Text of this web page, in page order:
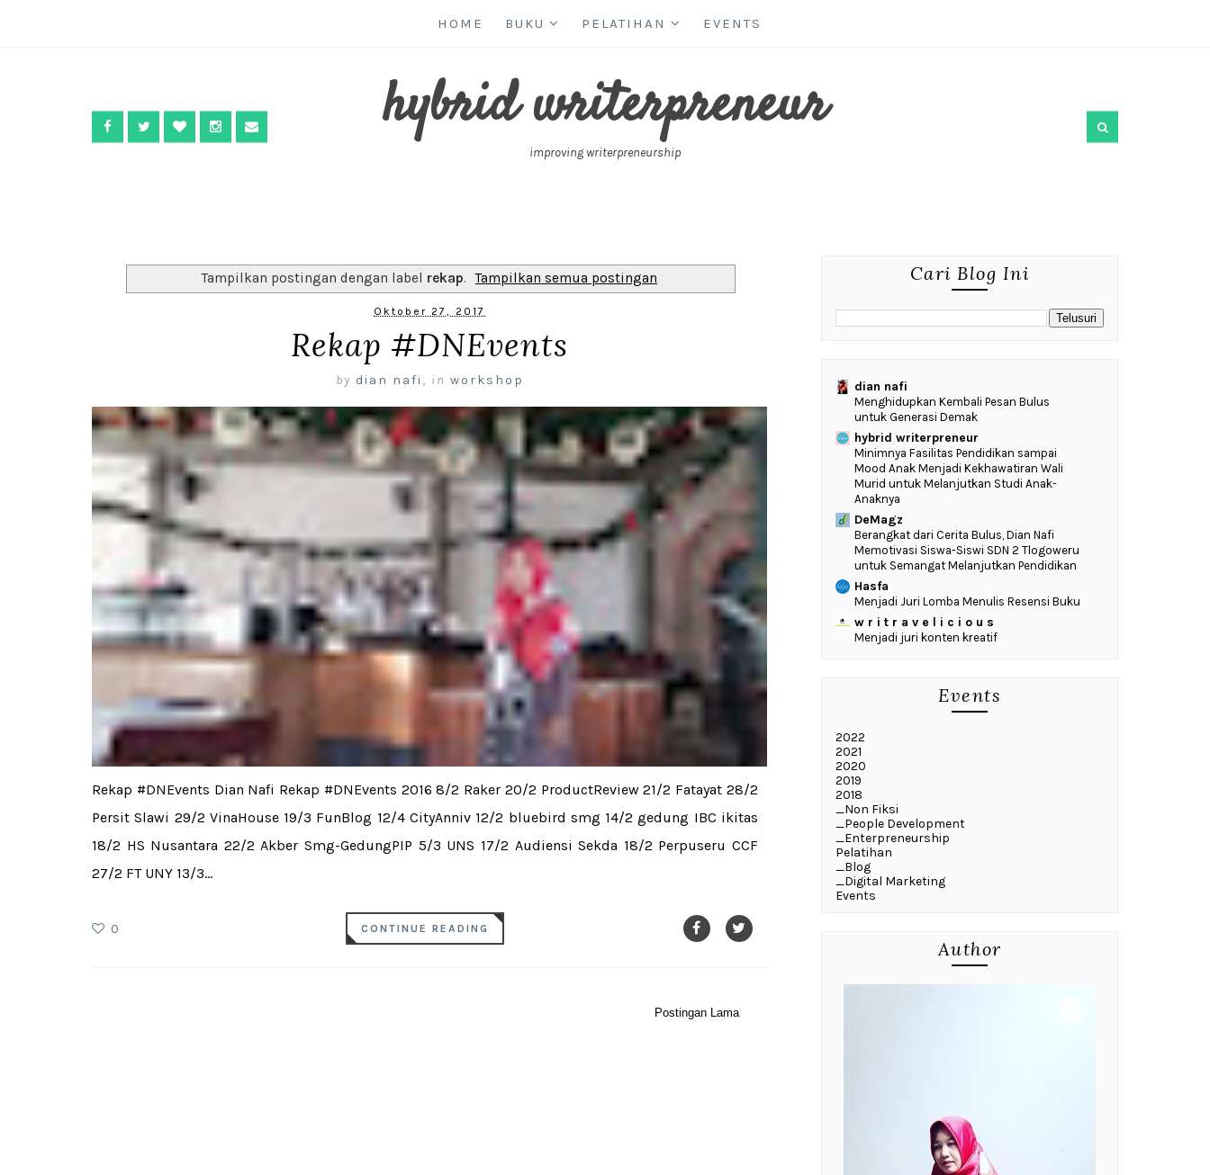
HOME BUKU PELATIHAN EVENTS
hybrid writerpreneur
improving writerpreneurship
Tampilkan postingan dengan label rekap. Tampilkan semua postingan
Oktober 27, 2017
Rekap #DNEvents
by dian nafi , in workshop
Rekap #DNEvents Dian Nafi Rekap #DNEvents 2016 8/2 Raker 20/2 ProductReview 21/2 Fatayat 28/2
Persit Slawi 29/2 VinaHouse 19/3 FunBlog 12/4 CityAnniv 12/2 bluebird smg 14/2 gedung IBC ikitas
18/2 HS Nusantara 22/2 Akber Smg-GedungPIP 5/3 UNS 17/2 Audiensi Sekda 18/2 Perpuseru CCF
27/2 FT UNY 13/3...
0 CONTINUE READING
Postingan Lama
Cari Blog Ini
dian nafi
Menghidupkan Kembali Pesan Bulus
untuk Generasi Demak
hybrid writerpreneur
‎Minimnya Fasilitas Pendidikan sampai
Mood Anak Menjadi Kekhawatiran Wali
Murid untuk Melanjutkan Studi Anak-
Anaknya
DeMagz
‎Berangkat dari Cerita Bulus, Dian Nafi
Memotivasi Siswa-Siswi SDN 2 Tlogoweru
untuk Semangat Melanjutkan Pendidikan
Hasfa
Menjadi Juri Lomba Menulis Resensi Buku
w r i t r a v e l i c i o u s
Menjadi juri konten kreatif
Events
2022
2021
2020
2019
2018
_Non Fiksi
_People Development
_Enterpreneurship
Pelatihan
_Blog
_Digital Marketing
Events
Author